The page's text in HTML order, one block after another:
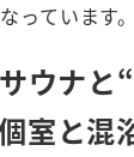
っています。
ウナと
室と混